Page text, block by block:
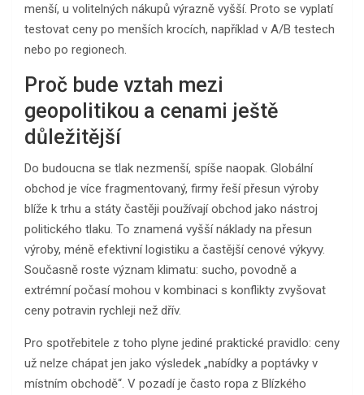
menší, u volitelných nákupů výrazně vyšší. Proto se vyplatí
testovat ceny po menších krocích, například v A/B testech
nebo po regionech.
Proč bude vztah mezi
geopolitikou a cenami ještě
důležitější
Do budoucna se tlak nezmenší, spíše naopak. Globální
obchod je více fragmentovaný, firmy řeší přesun výroby
blíže k trhu a státy častěji používají obchod jako nástroj
politického tlaku. To znamená vyšší náklady na přesun
výroby, méně efektivní logistiku a častější cenové výkyvy.
Současně roste význam klimatu: sucho, povodně a
extrémní počasí mohou v kombinaci s konflikty zvyšovat
ceny potravin rychleji než dřív.
Pro spotřebitele z toho plyne jediné praktické pravidlo: ceny
už nelze chápat jen jako výsledek „nabídky a poptávky v
místním obchodě“. V pozadí je často ropa z Blízkého